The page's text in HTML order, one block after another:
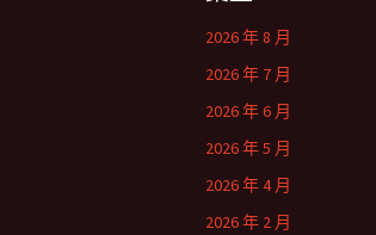
2026 年 8 月
2026 年 7 月
2026 年 6 月
2026 年 5 月
2026 年 4 月
2026 年 2 月